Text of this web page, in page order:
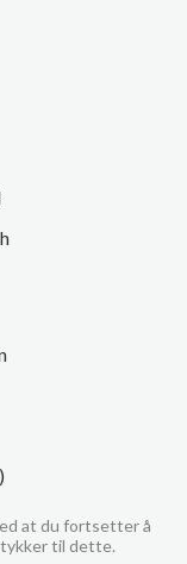
at du fortsetter å
til dette.